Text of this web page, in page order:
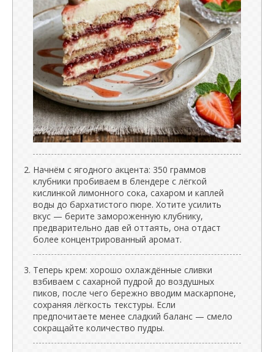
Начнём с ягодного акцента: 350 граммов
клубники пробиваем в блендере с лёгкой
кислинкой лимонного сока, сахаром и каплей
воды до бархатистого пюре. Хотите усилить
вкус — берите замороженную клубнику,
предварительно дав ей оттаять, она отдаст
более концентрированный аромат.
Теперь крем: хорошо охлаждённые сливки
взбиваем с сахарной пудрой до воздушных
пиков, после чего бережно вводим маскарпоне,
сохраняя лёгкость текстуры. Если
предпочитаете менее сладкий баланс — смело
сокращайте количество пудры.